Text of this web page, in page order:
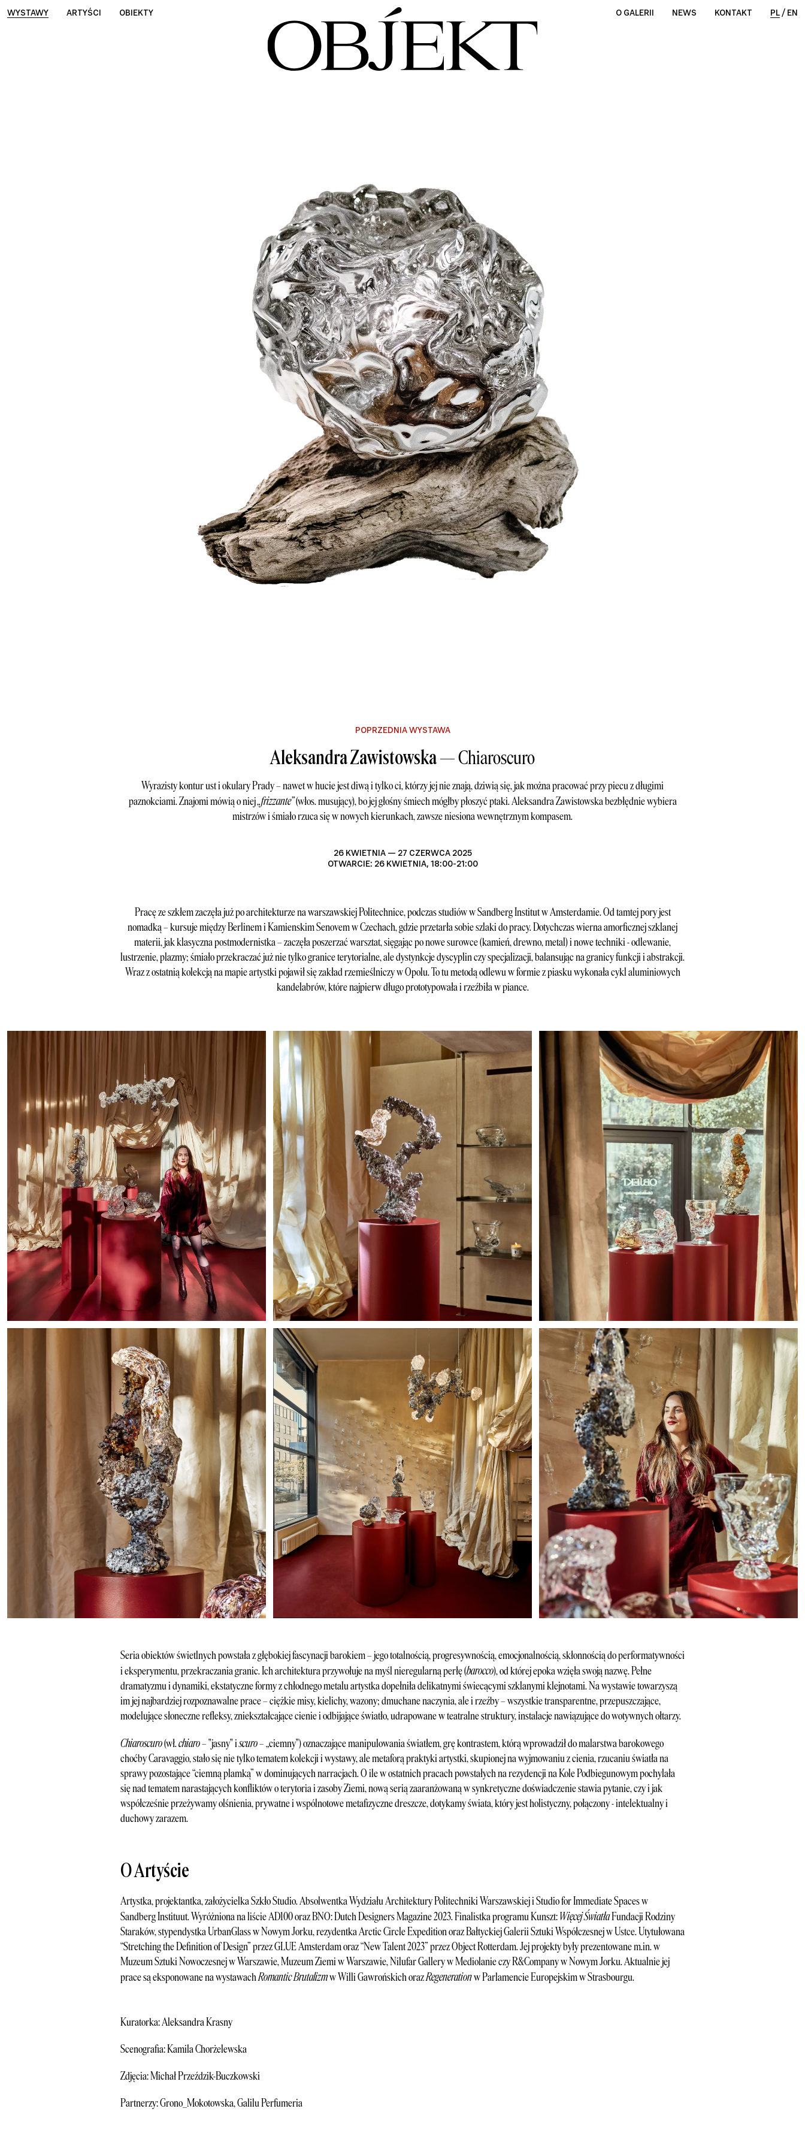
WYSTAWY ARTYŚCI OBIEKTY O GALERII NEWS KONTAKT PL / EN
POPRZEDNIA WYSTAWA
Aleksandra Zawistowska —Chiaroscuro
Wyrazisty kontur ust i okulary Prady – nawet w hucie jest diwą i tylko ci, którzy jej nie znają, dziwią się, jak można pracować przy piecu z długimi
paznokciami. Znajomi mówią o niej„frizzante”(włos. musujący), bo jej głośny śmiech mógłby płoszyć ptaki. Aleksandra Zawistowska bezbłędnie wybiera
mistrzów i śmiało rzuca się w nowych kierunkach, zawsze niesiona wewnętrznym kompasem.
26 KWIETNIA — 27 CZERWCA 2025
OTWARCIE: 26 KWIETNIA, 18:00-21:00
Pracę ze szkłem zaczęła już po architekturze na warszawskiej Politechnice, podczas studiów w Sandberg Institut w Amsterdamie. Od tamtej pory jest
nomadką – kursuje między Berlinem i Kamienskim Senovem w Czechach, gdzie przetarła sobie szlaki do pracy. Dotychczas wierna amorficznej szklanej
materii, jak klasyczna postmodernistka – zaczęła poszerzać warsztat, sięgając po nowe surowce (kamień, drewno, metal) i nowe techniki - odlewanie,
lustrzenie, plazmy; śmiało przekraczać już nie tylko granice terytorialne, ale dystynkcje dyscyplin czy specjalizacji, balansując na granicy funkcji i abstrakcji.
Wraz z ostatnią kolekcją na mapie artystki pojawił się zakład rzemieślniczy w Opolu. To tu metodą odlewu w formie z piasku wykonała cykl aluminiowych
kandelabrów, które najpierw długo prototypowała i rzeźbiła w piance.
Seria obiektów świetlnych powstała z głębokiej fascynacji barokiem – jego totalnością, progresywnością, emocjonalnością, skłonnością do performatywności
i eksperymentu, przekraczania granic. Ich architektura przywołuje na myśl nieregularną perłę (barocco), od której epoka wzięła swoją nazwę. Pełne
dramatyzmu i dynamiki, ekstatyczne formy z chłodnego metalu artystka dopełniła delikatnymi świecącymi szklanymi klejnotami. Na wystawie towarzyszą
im jej najbardziej rozpoznawalne prace – ciężkie misy, kielichy, wazony; dmuchane naczynia, ale i rzeźby – wszystkie transparentne, przepuszczające,
modelujące słoneczne refleksy, zniekształcające cienie i odbijające światło, udrapowane w teatralne struktury, instalacje nawiązujące do wotywnych ołtarzy.
Chiaroscuro(wł.chiaro– "jasny" iscuro– „ciemny") oznaczające manipulowania światłem, grę kontrastem, którą wprowadził do malarstwa barokowego
choćby Caravaggio, stało się nie tylko tematem kolekcji i wystawy, ale metaforą praktyki artystki, skupionej na wyjmowaniu z cienia, rzucaniu światła na
sprawy pozostające “ciemną plamką” w dominujących narracjach. O ile w ostatnich pracach powstałych na rezydencji na Kole Podbiegunowym pochylała
się nad tematem narastających konfliktów o terytoria i zasoby Ziemi, nową serią zaaranżowaną w synkretyczne doświadczenie stawia pytanie, czy i jak
współcześnie przeżywamy olśnienia, prywatne i wspólnotowe metafizyczne dreszcze, dotykamy świata, który jest holistyczny, połączony - intelektualny i
duchowy zarazem.
O Artyście
Artystka, projektantka, założycielka Szkło Studio. Absolwentka Wydziału Architektury Politechniki Warszawskiej i Studio for Immediate Spaces w
Sandberg Instituut. Wyróżniona na liście AD100 oraz BNO: Dutch Designers Magazine 2023. Finalistka programu Kunszt: Więcej ŚwiatłaFundacji Rodziny
Staraków, stypendystka UrbanGlass w Nowym Jorku, rezydentka Arctic Circle Expedition oraz Bałtyckiej Galerii Sztuki Współczesnej w Ustce. Utytułowana
“Stretching the Definition of Design” przez GLUE Amsterdam oraz “New Talent 2023” przez Object Rotterdam. Jej projekty były prezentowane m.in. w
Muzeum Sztuki Nowoczesnej w Warszawie, Muzeum Ziemi w Warszawie, Nilufar Gallery w Mediolanie czy R&Company w Nowym Jorku. Aktualnie jej
prace są eksponowane na wystawach Romantic Brutalizmw Willi Gawrońskich orazRegenerationw Parlamencie Europejskim w Strasbourgu.
Kuratorka: Aleksandra Krasny
Scenografia: Kamila Chorżelewska
Zdjęcia: Michał Przeździk-Buczkowski
Partnerzy: Grono_Mokotowska, Galilu Perfumeria